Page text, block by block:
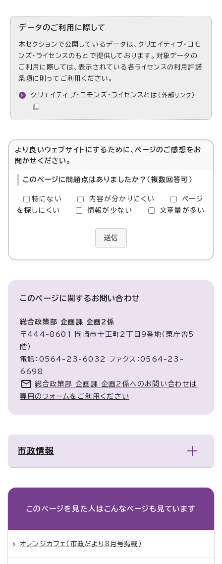
データのご利用に際して
本セクションで公開しているデータは、クリエイティブ・コモ
ンズ・ライセンスのもとで提供しております。対象データの
ご利用に際しては、表示されている各ライセンスの利用許諾
条項に則ってご利用ください。
クリエイティブ・コモンズ・ライセンスとは （外部リンク）
より良いウェブサイトにするために、ページのご感想をお
聞かせください。
このページに問題点はありましたか？（複数回答可）
特にない 内容が分かりにくい
ページ
を探しにくい
情報が少ない 文章量が多い
送信
このページに関するお問い合わせ
総合政策部 企画課 企画2係
〒444-8601 岡崎市十王町2丁目9番地（東庁舎5
階）
電話：0564-23-6032 ファクス：0564-23-
6698
総合政策部 企画課 企画2係へのお問い合わせは
専用のフォームをご利用ください
市政情報
このページを見た人は こんなページも見ています
オレンジカフェ（市政だより8月号掲載）